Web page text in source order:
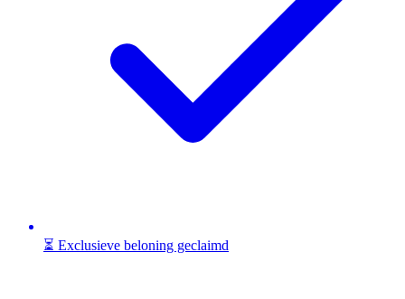
⏳ Exclusieve beloning geclaimd